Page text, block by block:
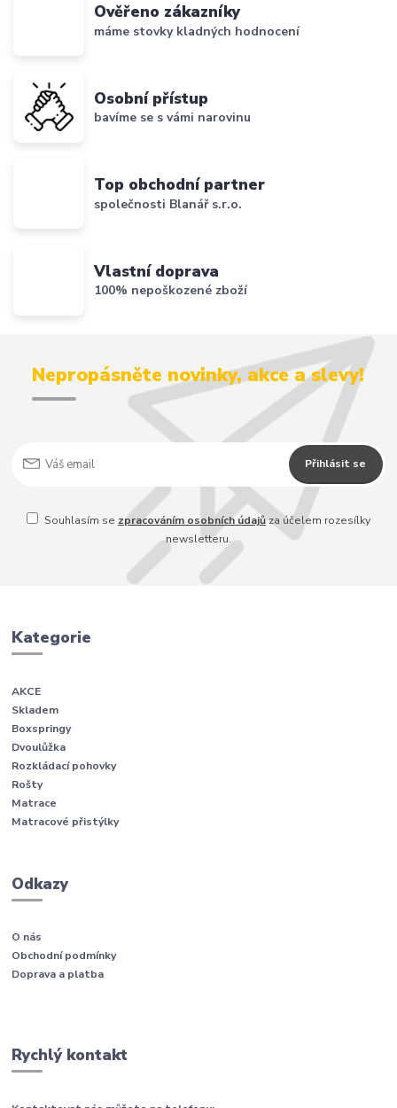
Ověřeno zákazníky
máme stovky kladných hodnocení
Osobní přístup
bavíme se s vámi narovinu
Top obchodní partner
společnosti Blanář s.r.o.
Vlastní doprava
100% nepoškozené zboží
Nepropásněte novinky, akce a slevy!
Přihlásit se
Souhlasím se zpracováním osobních údajůza účelem rozesílky
newsletteru.
Kategorie
AKCE
Skladem
Boxspringy
Dvoulůžka
Rozkládací pohovky
Rošty
Matrace
Matracové přistýlky
Odkazy
O nás
Obchodní podmínky
Doprava a platba
Rychlý kontakt